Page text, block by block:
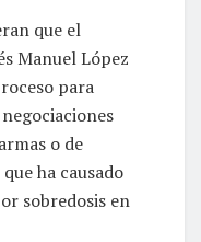
que el
Manuel López
para
o de
ha causado
sobredosis en